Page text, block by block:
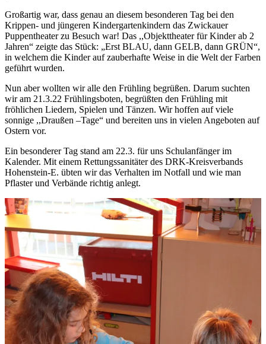
Großartig war, dass genau an diesem besonderen Tag bei den
Krippen- und jüngeren Kindergartenkindern das Zwickauer
Puppentheater zu Besuch war! Das ,,Objekttheater für Kinder ab 2
Jahren“ zeigte das Stück: „Erst BLAU, dann GELB, dann GRÜN“,
in welchem die Kinder auf zauberhafte Weise in die Welt der Farben
geführt wurden.
Nun aber wollten wir alle den Frühling begrüßen. Darum suchten
wir am 21.3.22 Frühlingsboten, begrüßten den Frühling mit
fröhlichen Liedern, Spielen und Tänzen. Wir hoffen auf viele
sonnige ,,Draußen –Tage“ und bereiten uns in vielen Angeboten auf
Ostern vor.
Ein besonderer Tag stand am 22.3. für uns Schulanfänger im
Kalender. Mit einem Rettungssanitäter des DRK-Kreisverbands
Hohenstein-E. übten wir das Verhalten im Notfall und wie man
Pflaster und Verbände richtig anlegt.